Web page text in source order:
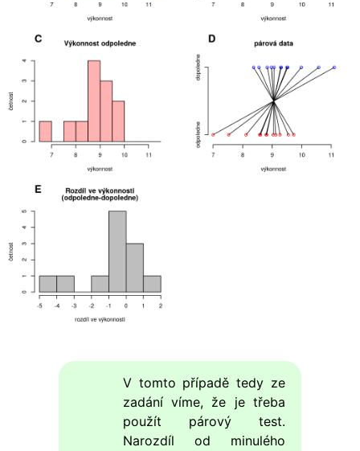
V tomto případě tedy ze
zadání víme, že je třeba
použít párový test.
Narozdíl od minulého